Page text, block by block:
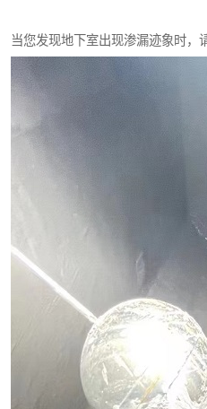
当您发现地下室出现渗漏迹象时，